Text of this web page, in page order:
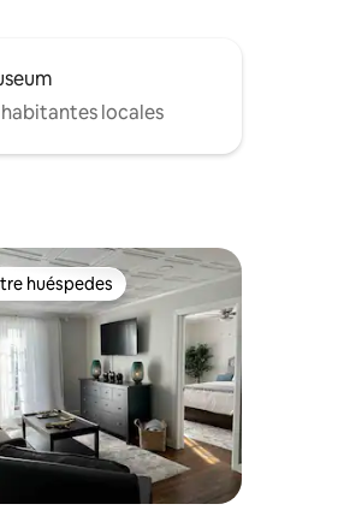
locales
de 5; 77 evaluaciones
huéspedes
huéspedes